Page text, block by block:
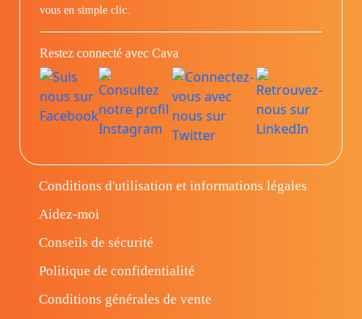
vous en simple clic.
Restez connecté avec Cava
Conditions d'utilisation et informations légales
Aidez-moi
Conseils de sécurité
Politique de confidentialité
Conditions générales de vente